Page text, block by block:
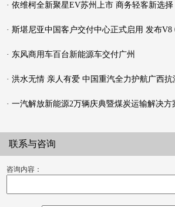
· 依维柯全新聚星EV苏州上市 商务轻客新选择
· 斯堪尼亚中国客户交付中心正式启用 发布V8
· 东风商用车百台新能源车交付广州
· 洪水无情 亲人有爱 中国重汽全力护航广西抗
· 一汽解放新能源2万辆庆典暨煤炭运输解决方
联系与咨询
咨询内容：